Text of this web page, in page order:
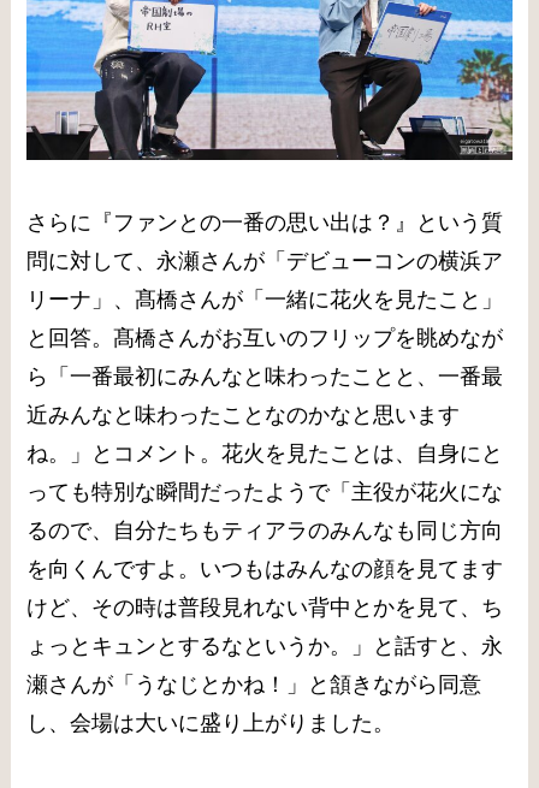
さらに『ファンとの一番の思い出は？』という質
問に対して、永瀬さんが「デビューコンの横浜ア
リーナ」、髙橋さんが「一緒に花火を見たこと」
と回答。髙橋さんがお互いのフリップを眺めなが
ら「一番最初にみんなと味わったことと、一番最
近みんなと味わったことなのかなと思います
ね。」とコメント。花火を見たことは、自身にと
っても特別な瞬間だったようで「主役が花火にな
るので、自分たちもティアラのみんなも同じ方向
を向くんですよ。いつもはみんなの顔を見てます
けど、その時は普段見れない背中とかを見て、ち
ょっとキュンとするなというか。」と話すと、永
瀬さんが「うなじとかね！」と頷きながら同意
し、会場は大いに盛り上がりました。